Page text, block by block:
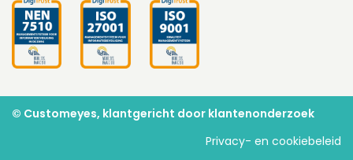
© Customeyes, klantgericht door klantenonderzoek
Privacy- en cookiebeleid